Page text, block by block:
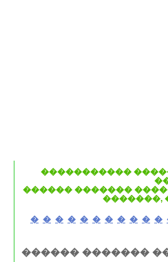
�����������
������ �������
�������,
� � � � � � � � � � �
������ �������